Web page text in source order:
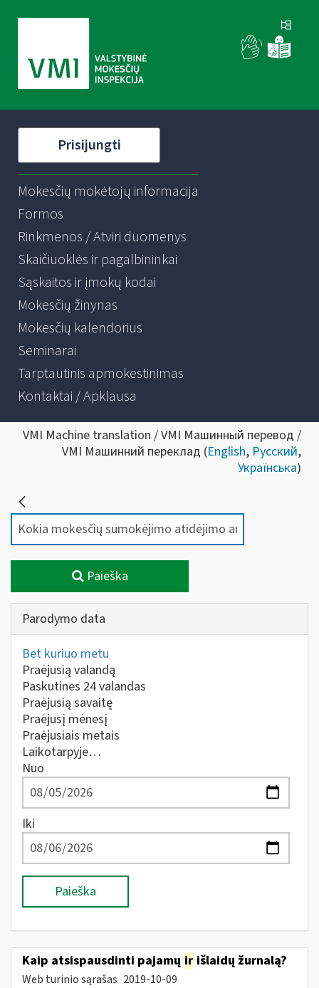
Prisijungti
Mokesčių mokėtojų informacija
Formos
Rinkmenos / Atviri duomenys
Skaičiuoklės ir pagalbininkai
Sąskaitos ir įmokų kodai
Mokesčių žinynas
Mokesčių kalendorius
Seminarai
Tarptautinis apmokestinimas
Kontaktai / Apklausa
VMI Machine translation / VMI Машинный перевод /
VMI Машинний переклад (English, Русский,
Українська)
Paieška
Parodymo data
Bet kuriuo metu
Praėjusią valandą
Paskutines 24 valandas
Praėjusią savaitę
Praėjusį mėnesį
Praėjusiais metais
Laikotarpyje…
Nuo
Iki
Paieška
Kaip atsispausdinti pajamų ir išlaidų žurnalą?
Web turinio sąrašas 2019-10-09